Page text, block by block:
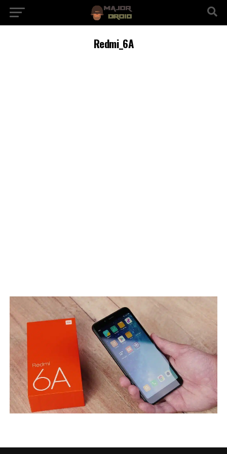
Redmi_6A